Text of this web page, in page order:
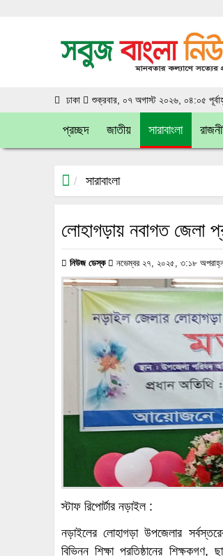
ঢাকা শুক্রবার, ০৭ অগাস্ট ২০২৬, ০৪:০৫
প্রচ্ছদ জাতীয় সারাবাংলা
সারাবাংলা
লোহাগড়ায় নবাগত জেলা
নিউজ ডেস্ক নভেম্বর ২৭, ২০২৫, ৩:১৮
স্টাফ রিপোর্টার নড়াইল :
নড়াইলের লোহাগড়া উপজেলার
বিভিন্ন শিক্ষা প্রতিষ্ঠানের